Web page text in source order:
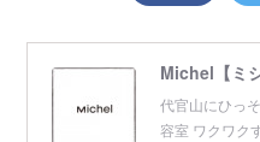
Michel【ミ
代官山にひっ
容室 ワクワク